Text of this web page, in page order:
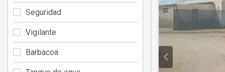
Seguridad
Vigilante
Barbacoa